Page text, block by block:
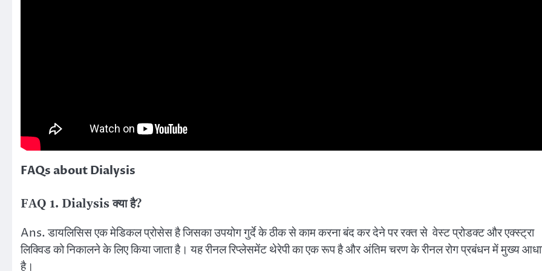
FAQs about Dialysis
FAQ 1. Dialysis क्या है?
Ans. डायलिसिस एक मेडिकल प्रोसेस है जिसका उपयोग गुर्दे के ठीक से काम करना बंद कर देने पर रक्त से वेस्ट प्रोडक्ट और एक्स्ट्रा
लिक्विड को निकालने के लिए किया जाता है। यह रीनल रिप्लेसमेंट थेरेपी का एक रूप है और अंतिम चरण के रीनल रोग प्रबंधन में मुख्य
है।